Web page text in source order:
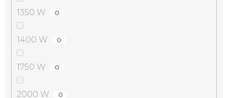
1350 W 0
1400 W 0
1750 W 0
2000 W 0